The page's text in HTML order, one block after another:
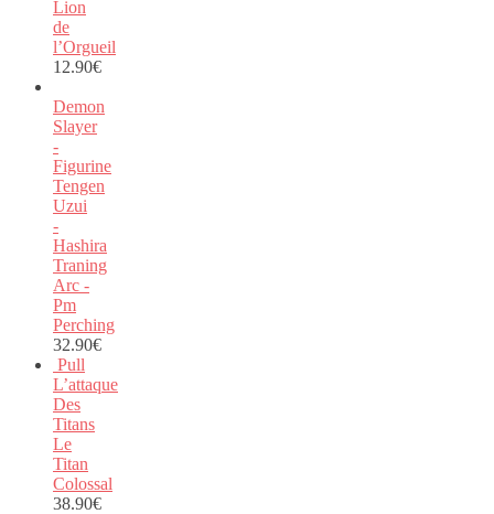
Lion
de
l’Orgueil
12.90€
Demon
Slayer
-
Figurine
Tengen
Uzui
-
Hashira
Traning
Arc -
Pm
Perching
32.90€
Pull
L’attaque
Des
Titans
Le
Titan
Colossal
38.90€